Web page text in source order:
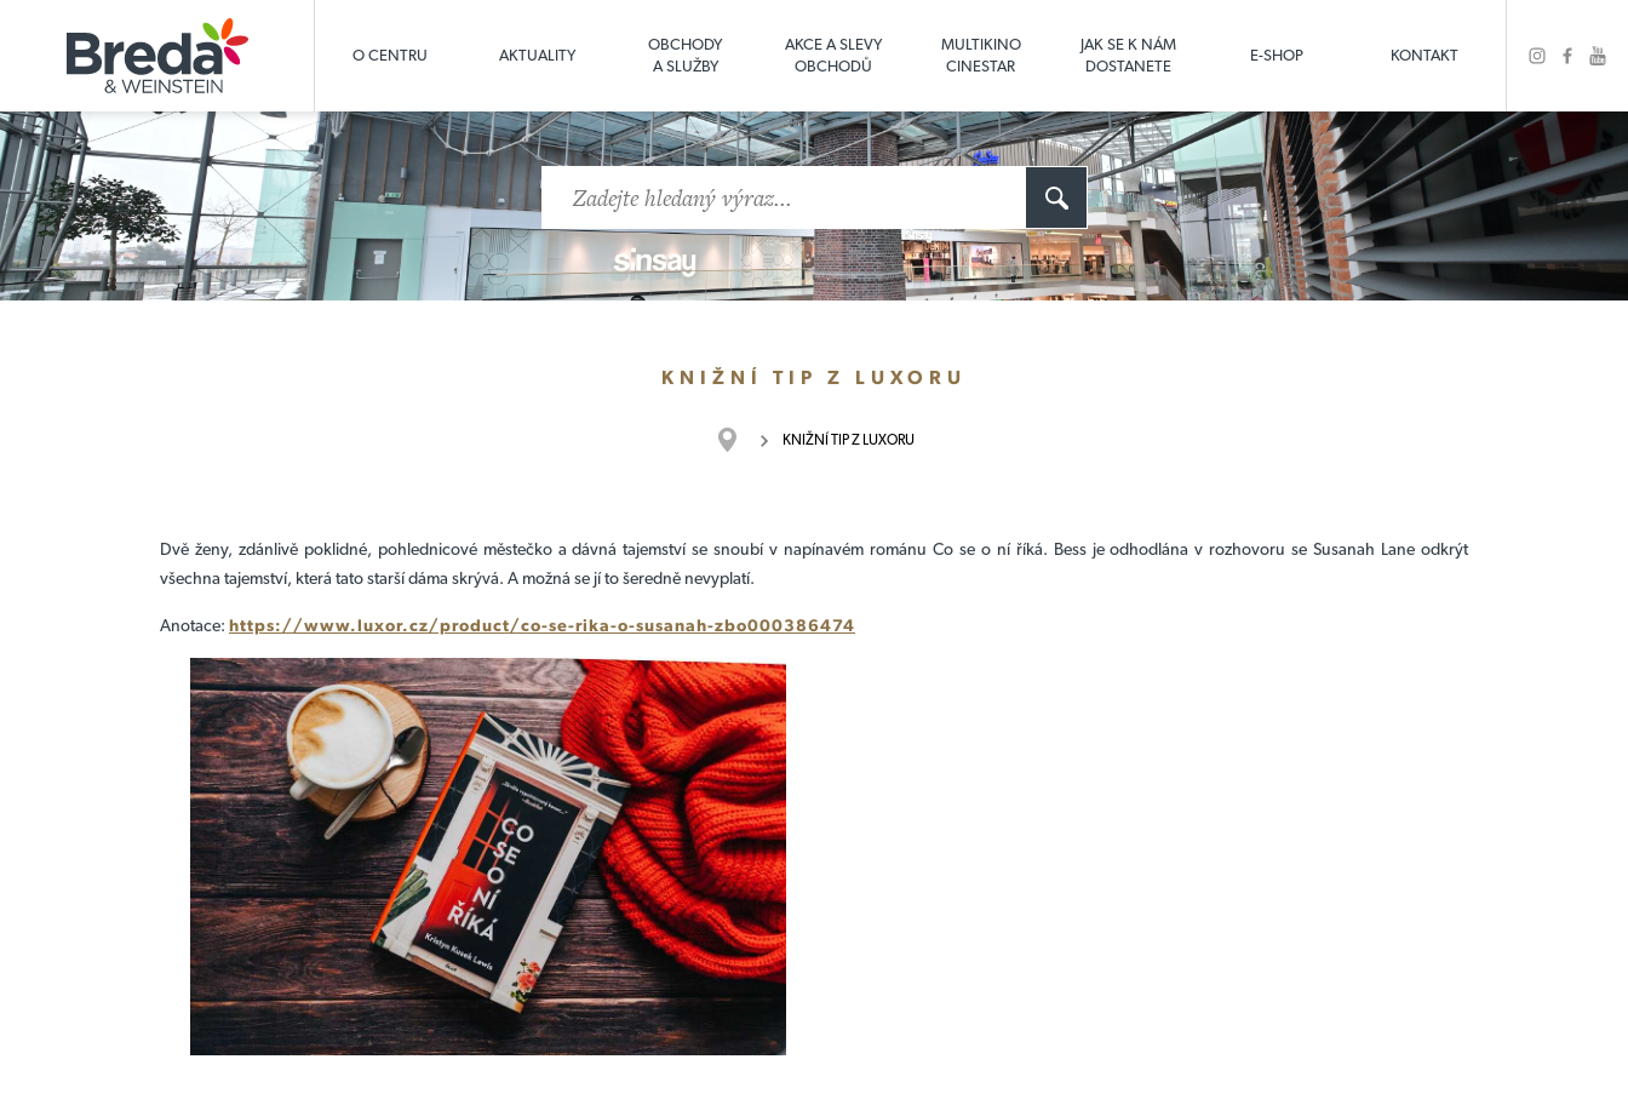
O CENTRU AKTUALITY
OBCHODY
A SLUŽBY
AKCE A SLEVY
OBCHODŮ
MULTIKINO
CINESTAR
JAK SE K NÁM
DOSTANETE
E-SHOP KONTAKT
KNIŽNÍ TIP Z LUXORU
KNIŽNÍ TIP Z LUXORU
Dvě ženy, zdánlivě poklidné, pohlednicové městečko a dávná tajemství se snoubí v napínavém románu Co se o ní říká. Bess je odhodlána v rozhovoru se Susanah Lane odkrýt
všechna tajemství, která tato starší dáma skrývá. A možná se jí to šeredně nevyplatí.
Anotace: https://www.luxor.cz/product/co-se-rika-o-susanah-zbo000386474